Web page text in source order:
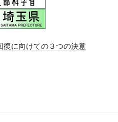
復に向けての３つの決意